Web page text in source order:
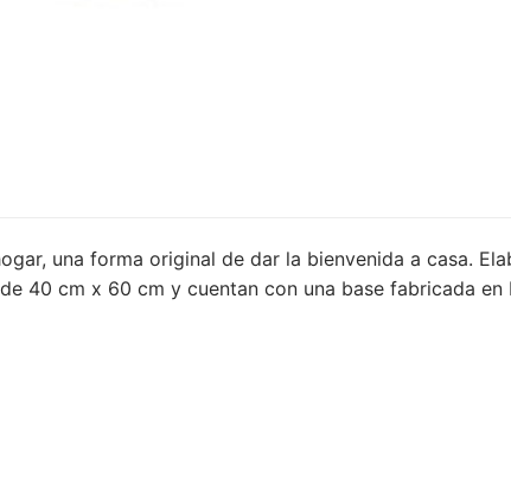
una forma original de dar la bienvenida a casa.
40 cm x 60 cm y cuentan con una base fabricada en